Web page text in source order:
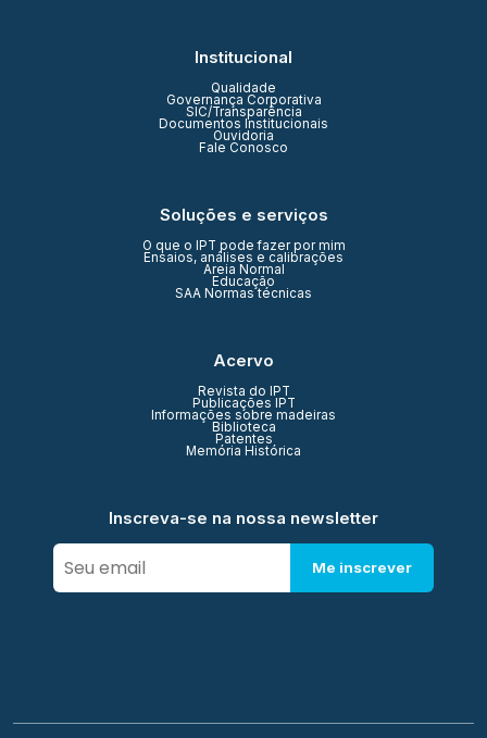
Institucional
Qualidade
Governança Corporativa
SIC/Transparência
Documentos Institucionais
Ouvidoria
Fale Conosco
Soluções e serviços
O que o IPT pode fazer por mim
Ensaios, análises e calibrações
Areia Normal
Educação
SAA Normas técnicas
Acervo
Revista do IPT
Publicações IPT
Informações sobre madeiras
Biblioteca
Patentes
Memória Histórica
Inscreva-se na nossa newsletter
Me inscrever